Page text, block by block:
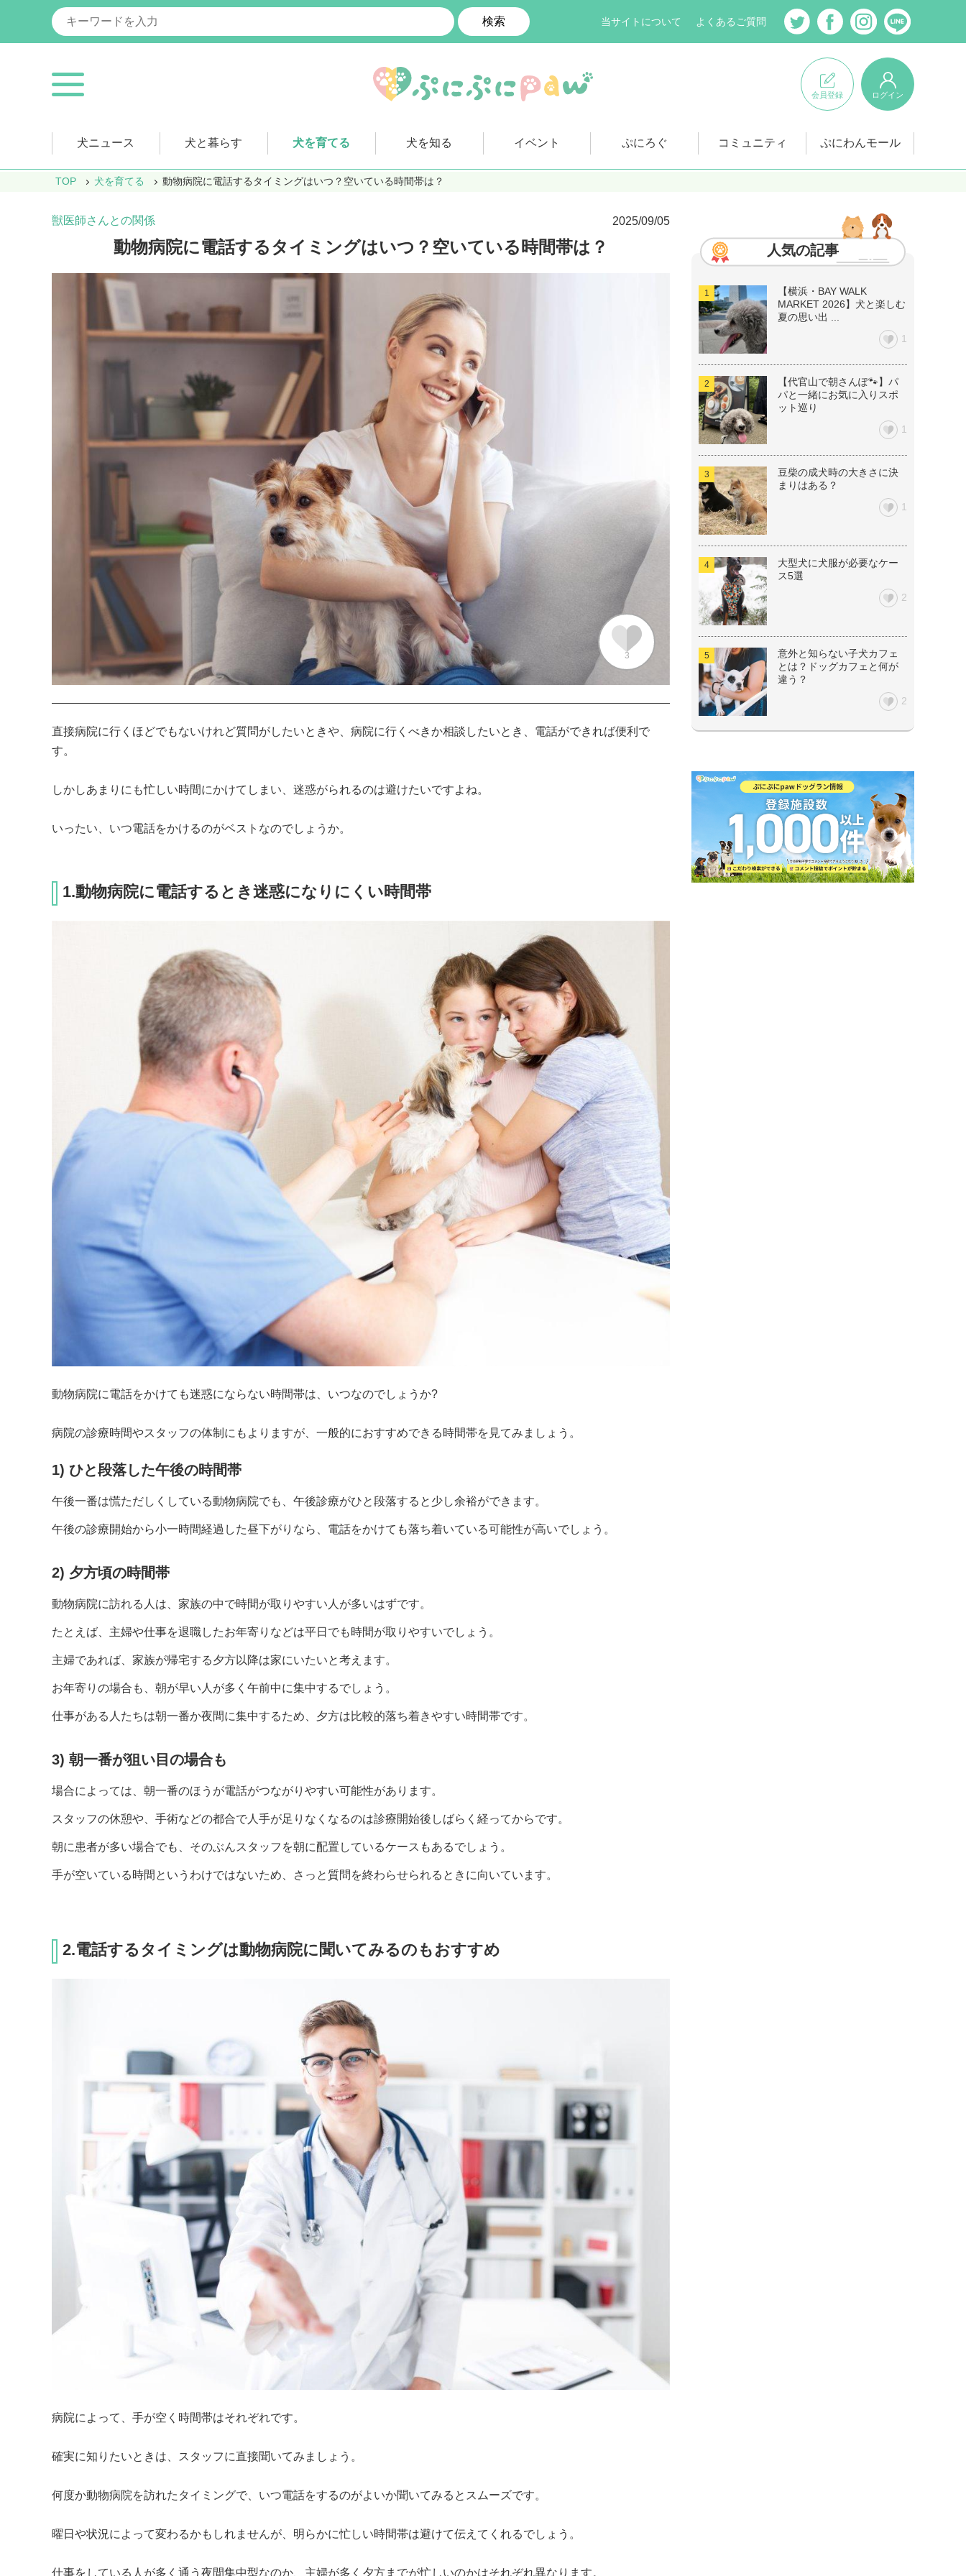
検索 当サイトについて よくあるご質問
会員登録 ログイン
犬ニュース 犬と暮らす 犬を育てる 犬を知る イベント ぷにろぐ コミュニティ ぷにわんモール
TOP 犬を育てる 動物病院に電話するタイミングはいつ？空いている時間帯は？
獣医師さんとの関係 2025/09/05
動物病院に電話するタイミングはいつ？空いている時間帯は？
3
直接病院に行くほどでもないけれど質問がしたいときや、病院に行くべきか相談したいとき、電話ができれば便利で
す。
しかしあまりにも忙しい時間にかけてしまい、迷惑がられるのは避けたいですよね。
いったい、いつ電話をかけるのがベストなのでしょうか。
1.動物病院に電話するとき迷惑になりにくい時間帯
動物病院に電話をかけても迷惑にならない時間帯は、いつなのでしょうか?
病院の診療時間やスタッフの体制にもよりますが、一般的におすすめできる時間帯を見てみましょう。
1) ひと段落した午後の時間帯
午後一番は慌ただしくしている動物病院でも、午後診療がひと段落すると少し余裕ができます。
午後の診療開始から小一時間経過した昼下がりなら、電話をかけても落ち着いている可能性が高いでしょう。
2) 夕方頃の時間帯
動物病院に訪れる人は、家族の中で時間が取りやすい人が多いはずです。
たとえば、主婦や仕事を退職したお年寄りなどは平日でも時間が取りやすいでしょう。
主婦であれば、家族が帰宅する夕方以降は家にいたいと考えます。
お年寄りの場合も、朝が早い人が多く午前中に集中するでしょう。
仕事がある人たちは朝一番か夜間に集中するため、夕方は比較的落ち着きやすい時間帯です。
3) 朝一番が狙い目の場合も
場合によっては、朝一番のほうが電話がつながりやすい可能性があります。
スタッフの休憩や、手術などの都合で人手が足りなくなるのは診療開始後しばらく経ってからです。
朝に患者が多い場合でも、そのぶんスタッフを朝に配置しているケースもあるでしょう。
手が空いている時間というわけではないため、さっと質問を終わらせられるときに向いています。
2.電話するタイミングは動物病院に聞いてみるのもおすすめ
病院によって、手が空く時間帯はそれぞれです。
確実に知りたいときは、スタッフに直接聞いてみましょう。
何度か動物病院を訪れたタイミングで、いつ電話をするのがよいか聞いてみるとスムーズです。
曜日や状況によって変わるかもしれませんが、明らかに忙しい時間帯は避けて伝えてくれるでしょう。
仕事をしている人が多く通う夜間集中型なのか、主婦が多く夕方までが忙しいのかはそれぞれ異なります。
人気の記事
【横浜・BAY WALK
MARKET 2026】犬と楽しむ
夏の思い出 ...
1
【代官山で朝さんぽ🐾】パ
パと一緒にお気に入りスポ
ット巡り
1
豆柴の成犬時の大きさに決
まりはある？
1
大型犬に犬服が必要なケー
ス5選
2
意外と知らない子犬カフェ
とは？ドッグカフェと何が
違う？
2